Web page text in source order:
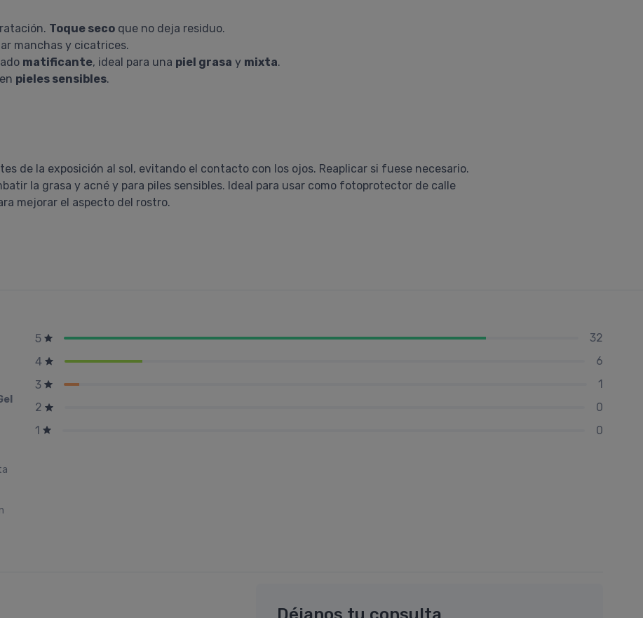
Toque seco que no deja residuo.
manchas y cicatrices.
matificante, ideal para una piel grasa y mixta.
pieles sensibles.
de la exposición al sol, evitando el contacto con los ojos. Reaplicar si fuese necesario.
la grasa y acné y para piles sensibles. Ideal para usar como fotoprotector de calle
mejorar el aspecto del rostro.
5
32
4
6
3
1
2
0
1
0